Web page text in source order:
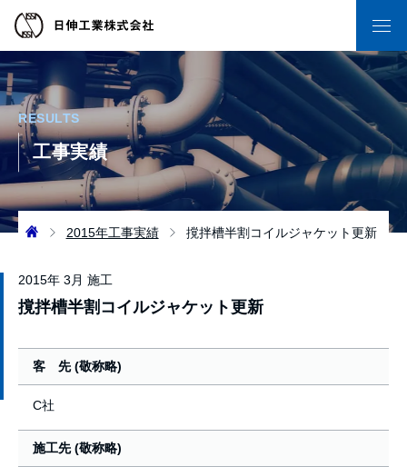
RESULTS
工事実績
2015年工事実績 撹拌槽半割コイルジャケット更新
2015年 3月 施工
撹拌槽半割コイルジャケット更新
客 先 (敬称略)
C社
施工先 (敬称略)